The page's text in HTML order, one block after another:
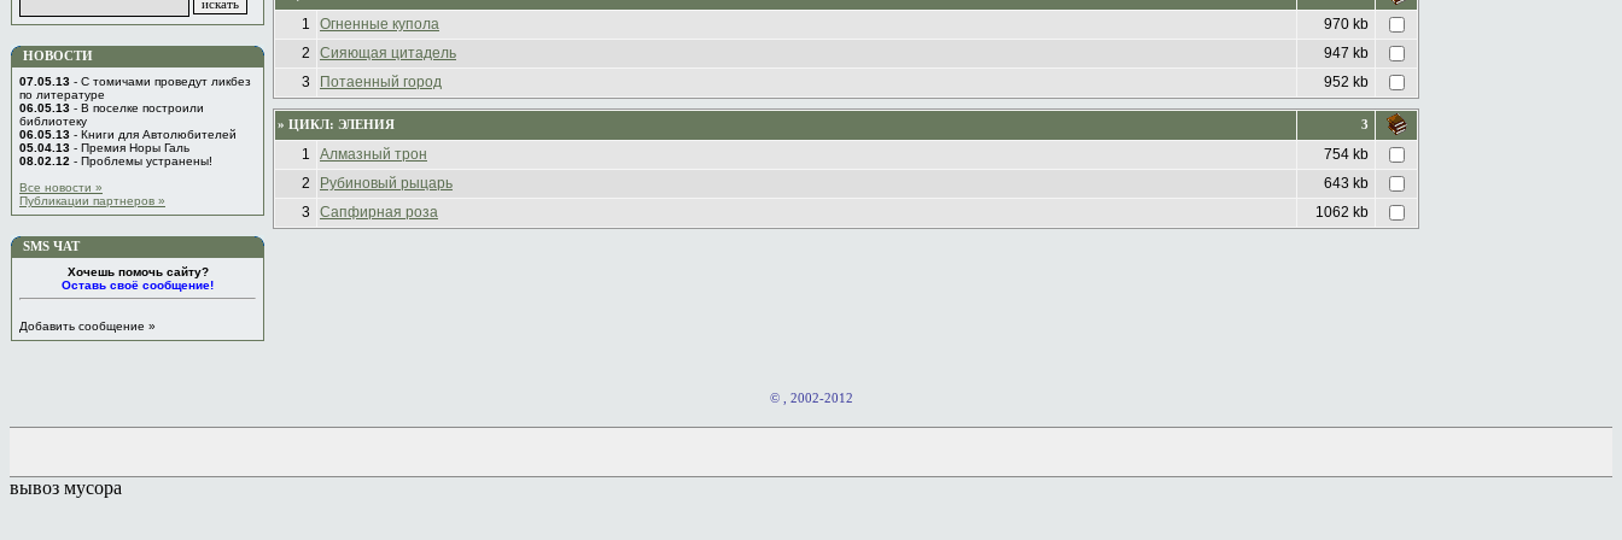
НОВОСТИ
07.05.13 - C томичами проведут ликбез
по литературе
06.05.13 - В поселке построили
библиотеку
06.05.13 - Книги для Автолюбителей
05.04.13 - Премия Норы Галь
08.02.12 - Проблемы устранены!
Все новости »
Публикации партнеров »
SMS ЧАТ
Хочешь помочь сайту?
Оставь своё сообщение!
Добавить сообщение »
1 Огненные купола
970 kb
2
Сияющая цитадель
947 kb
3
Потаенный город 952 kb
» ЦИКЛ: ЭЛЕНИЯ 3
1 Алмазный трон
754 kb
2
Рубиновый рыцарь
643 kb
3
Сапфирная роза 1062 kb
© , 2002-2012
вывоз мусора